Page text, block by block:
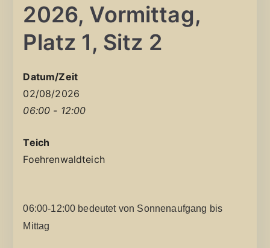
2026, Vormittag,
Platz 1, Sitz 2
Datum/Zeit
02/08/2026
06:00 - 12:00
Teich
Foehrenwaldteich
06:00-12:00 bedeutet von Sonnenaufgang bis
Mittag